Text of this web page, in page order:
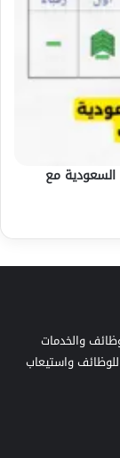
الافراد 2026 في السعودية مع
والخدمات
واستيعاب